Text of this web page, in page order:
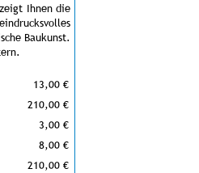
Ihnen die
Baukunst.
13,00 €
210,00 €
3,00 €
8,00 €
210,00 €